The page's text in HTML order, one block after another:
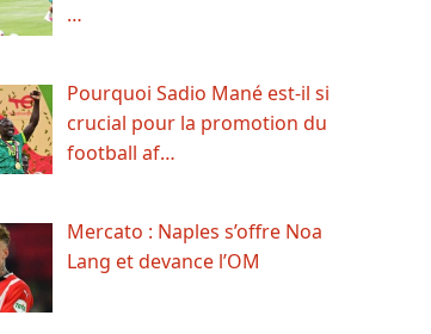
…
Pourquoi Sadio Mané est-il si
crucial pour la promotion du
football af…
Mercato : Naples s’offre Noa
Lang et devance l’OM